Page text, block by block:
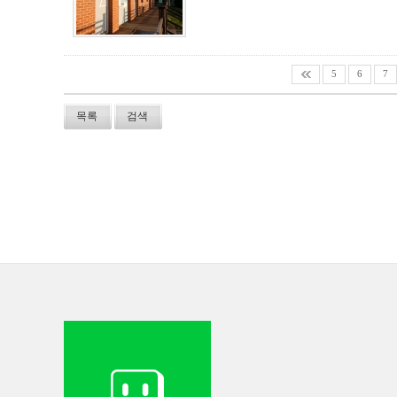
5 6 7
목록 검색